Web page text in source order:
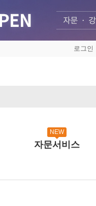
로그인
NEW
자문서비스